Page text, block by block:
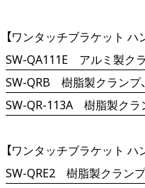
【ワンタッチブラケット ハ
SW-QA111E アルミ製クラ
SW-QRB 樹脂製クランプ
SW-QR-113A 樹脂製クラ
【ワンタッチブラケット ハ
SW-QRE2 樹脂製クラン